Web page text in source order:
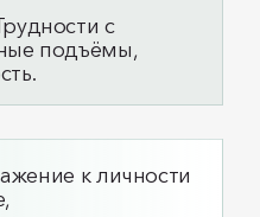
с
подъёмы,
к личности